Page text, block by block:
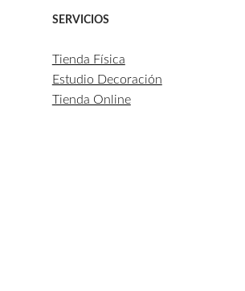
SERVICIOS
Tienda Física
Estudio Decoración
Tienda Online